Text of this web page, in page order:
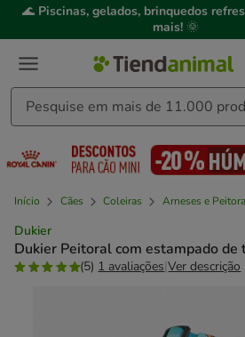
3,
mensagem,
🌊 Piscinas, gelados, brinquedos
mais! 🌞
Início Cães Coleiras Arneses e
Dukier
Dukier Peitoral com estampado de
(5) 1 avaliações|Ver descrição